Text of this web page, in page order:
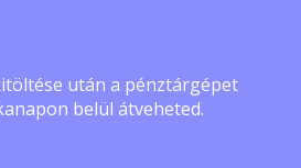
után a pénztárgépet
belül átveheted.